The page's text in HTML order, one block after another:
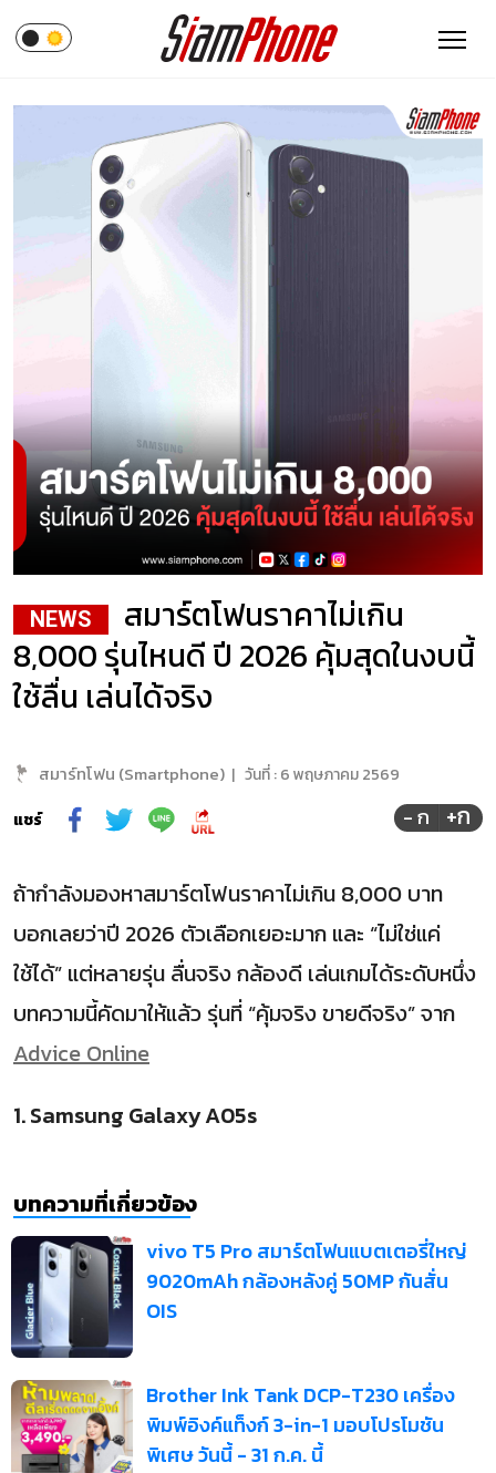
NEWS
สมาร์ตโฟนราคาไม่เกิน
8,000 รุ่นไหนดี ปี 2026 คุ้มสุดในงบนี้
ใช้ลื่น เล่นได้จริง
สมาร์ทโฟน (Smartphone) | วันที่ :6 พฤษภาคม 2569
แชร์
- ก +ก
ถ้ากำลังมองหาสมาร์ตโฟนราคาไม่เกิน 8,000 บาท
บอกเลยว่าปี 2026 ตัวเลือกเยอะมาก และ “ไม่ใช่แค่
ใช้ได้” แต่หลายรุ่น ลื่นจริง กล้องดี เล่นเกมได้ระดับหนึ่ง
บทความนี้คัดมาให้แล้ว รุ่นที่ “คุ้มจริง ขายดีจริง” จาก
Advice Online
1. Samsung Galaxy A05s
บทความที่เกี่ยวข้อง
vivo T5 Pro สมาร์ตโฟนแบตเตอรี่ใหญ่
9020mAh กล้องหลังคู่ 50MP กันสั่น
OIS
Brother Ink Tank DCP-T230 เครื่อง
พิมพ์อิงค์แท็งก์ 3-in-1 มอบโปรโมชัน
พิเศษ วันนี้ - 31 ก.ค. นี้